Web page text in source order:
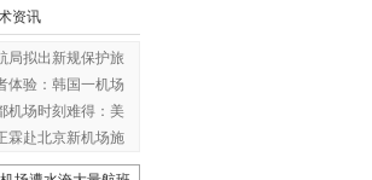
资讯
局拟出新规保护旅
体验：韩国一机场
机场时刻难得：美
霖赴北京新机场施